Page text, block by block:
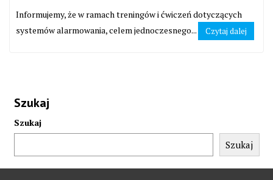
Informujemy, że w ramach treningów i ćwiczeń dotyczących
systemów alarmowania, celem jednoczesnego...
Czytaj dalej
Szukaj
Szukaj
Szukaj